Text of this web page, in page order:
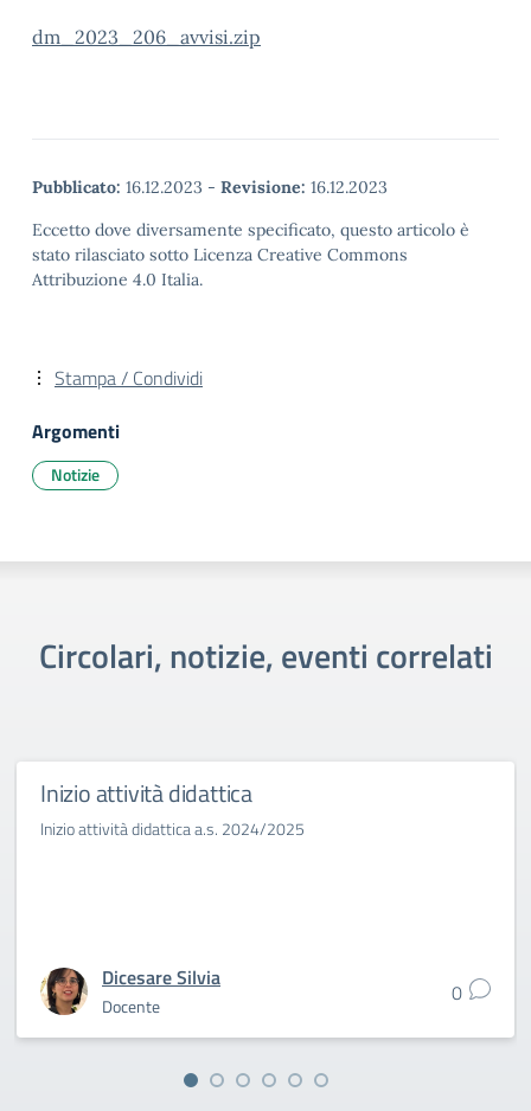
dm_2023_206_avvisi.zip
Pubblicato: 16.12.2023 - Revisione: 16.12.2023
Eccetto dove diversamente specificato, questo articolo è
stato rilasciato sotto Licenza Creative Commons
Attribuzione 4.0 Italia.
Stampa / Condividi
Argomenti
Notizie
Circolari, notizie, eventi correlati
Inizio attività didattica
Inizio attività didattica a.s. 2024/2025
Dicesare Silvia
Docente 0